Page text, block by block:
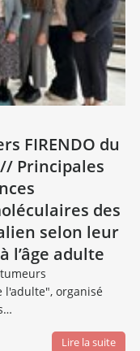
FIRENDO du
Principales
des
selon leur
l’âge adulte
organisé
Lire la suite